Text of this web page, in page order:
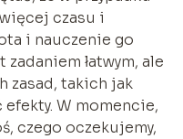
czasu i
i nauczenie go
łatwym, ale
zasad, takich jak
efekty. W momencie,
czego oczekujemy,